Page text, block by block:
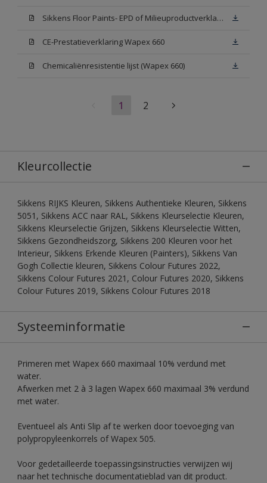
Sikkens Floor Paints- EPD of Milieuproductverklaring
CE-Prestatieverklaring Wapex 660
Chemicaliënresistentie lijst (Wapex 660)
1 2
Kleurcollectie
Sikkens RIJKS Kleuren, Sikkens Authentieke Kleuren, Sikkens
5051, Sikkens ACC naar RAL, Sikkens Kleurselectie Kleuren,
Sikkens Kleurselectie Grijzen, Sikkens Kleurselectie Witten,
Sikkens Gezondheidszorg, Sikkens 200 Kleuren voor het
Interieur, Sikkens Erkende Kleuren (Painters), Sikkens Van
Gogh Collectie kleuren, Sikkens Colour Futures 2022,
Sikkens Colour Futures 2021, Colour Futures 2020, Sikkens
Colour Futures 2019, Sikkens Colour Futures 2018
Systeeminformatie
Primeren met Wapex 660 maximaal 10% verdund met
water.
Afwerken met 2 à 3 lagen Wapex 660 maximaal 3% verdund
met water.
Eventueel als Anti Slip af te werken door toevoeging van
polypropyleenkorrels of Wapex 505.
Voor gedetailleerde toepassingsinstructies verwijzen wij
naar het technische documentatieblad van dit product.